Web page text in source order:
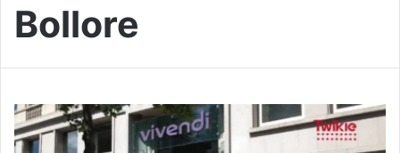
Bollore